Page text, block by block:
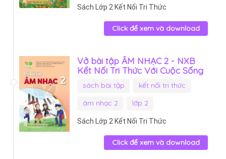
Sách Lớp 2 Kết Nối Tri Thức
Click để xem và download
Vở bài tập ÂM NHẠC 2 - NXB
Kết Nối Tri Thức Với Cuộc Sống
sách bài tập
kết nối tri thức
âm nhạc 2
lớp 2
Sách Lớp 2 Kết Nối Tri Thức
Click để xem và download